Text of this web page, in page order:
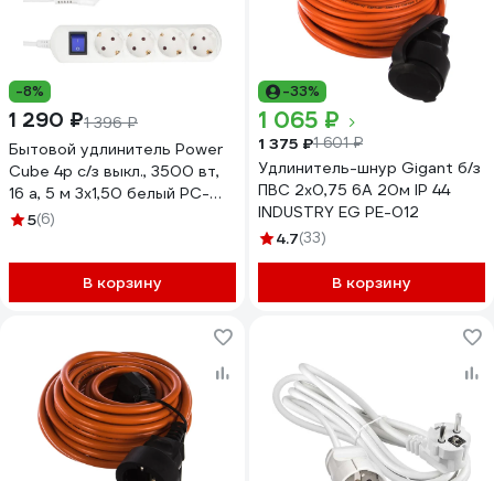
-8%
1 290 ₽1 396 ₽
Бытовой удлинитель Power
Cube 4р с/з выкл., 3500 вт,
16 а, 5 м 3x1,50 белый PC-
5B-5M
5(6)
В корзину
-33%
1 065 ₽
1 375 ₽1 601 ₽
Удлинитель-шнур Gigant б/з
ПВС 2х0,75 6A 20м IP 44
INDUSTRY EG PE-012
4.7(33)
В корзину